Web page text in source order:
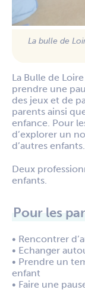
La bulle de
La Bulle de
prendre une
des jeux et de
parents ainsi
enfance. Pour
d’explorer un
d’autres enfants.
Deux
enfants.
Pour les
• Rencontrer
• Echanger
• Prendre un
enfant
• Faire une